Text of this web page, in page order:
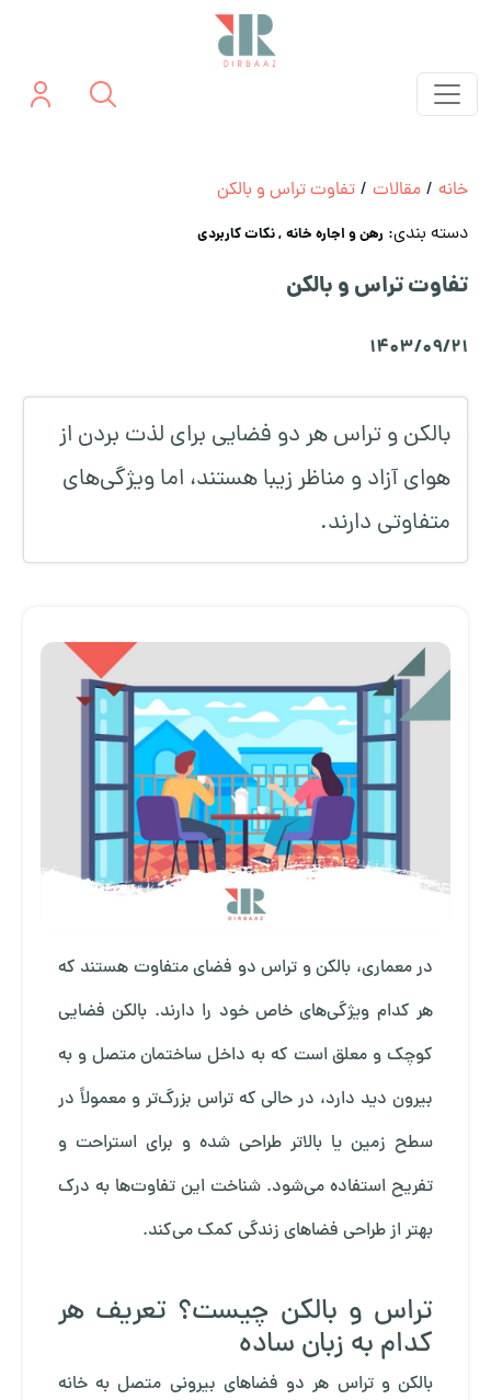
خانه / مقالات / تفاوت تراس و بالکن
دسته بندی: رهن و اجاره خانه, نکات کاربردی
تفاوت تراس و بالکن
1403/09/21
بالکن و تراس هر دو فضایی برای لذت بردن از
هوای آزاد و مناظر زیبا هستند، اما ویژگی‌های
متفاوتی دارند.
در معماری، بالکن و تراس دو فضای متفاوت هستند که
هر کدام ویژگی‌های خاص خود را دارند. بالکن فضایی
کوچک و معلق است که به داخل ساختمان متصل و به
بیرون دید دارد، در حالی که تراس بزرگ‌تر و معمولاً در
سطح زمین یا بالاتر طراحی شده و برای استراحت و
تفریح استفاده می‌شود. شناخت این تفاوت‌ها به درک
بهتر از طراحی فضاهای زندگی کمک می‌کند.
تراس و بالکن چیست؟ تعریف هر
کدام به زبان ساده
بالکن و تراس هر دو فضاهای بیرونی متصل به خانه